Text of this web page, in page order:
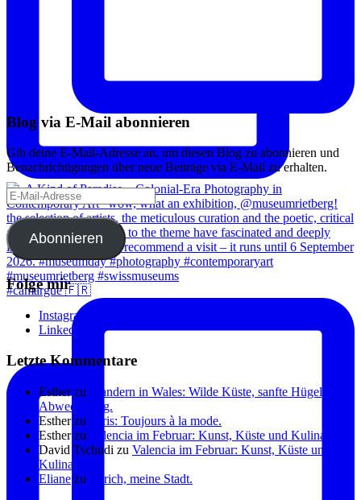
#camargue 🇫🇷
Blog via E-Mail abonnieren
Gib deine E-Mail-Adresse an, um diesen Blog zu abonnieren und
Benachrichtigungen über neue Beiträge via E-Mail zu erhalten.
E-
Mail-
Adresse
Abonnieren
Folge mir
Instagram
Linkedin
Letzte Kommentare
Estherzu
Wandern in Wales: Wilde Küste, sanfte Hügel, viel
Abwechslung.
Estherzu
Paris: Toujours à la mode.
Estherzu
Valencia im Februar: Kunst, Küste und Kulinarik.
David Tschudi zu Valencia im Februar: Kunst, Küste und
Kulinarik.
Eliane zu Zürich, meine Stadt.